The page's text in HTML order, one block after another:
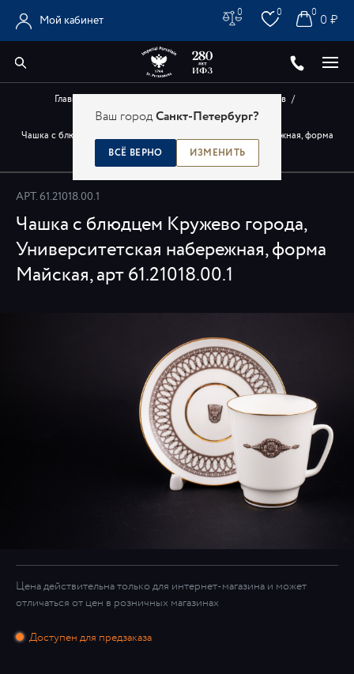
Ваш городСанкт-Петербург?
ВСЁ ВЕРНО ИЗМЕНИТЬ
Мой кабинет
0 0 0 ₽
0
Главная Авторские изделия художников /
Авторские чашки с блюдцами /
Чашка с блюдцем Кружево города, Университетская набережная, форма
Майская, арт 61.21018.00.1
АРТ.61.21018.00.1
Чашка с блюдцем Кружево города,
Университетская набережная, форма
Майская, арт 61.21018.00.1
Цена действительна только для интернет-магазина и может
отличаться от цен в розничных магазинах